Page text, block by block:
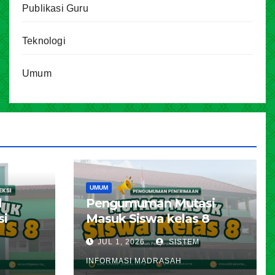
Publikasi Guru
Teknologi
Umum
UMUM
Pengumuman Mutasi
Masuk Siswa kelas 8
Tahun Pelajaran 2026 –
2027
JUL 1, 2026 SISTEM
INFORMASI MADRASAH